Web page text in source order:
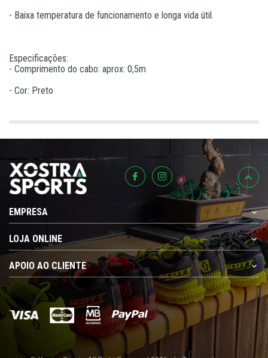
- Baixa temperatura de funcionamento e longa vida útil.
Especificações:
- Comprimento do cabo: aprox: 0,5m
- Cor: Preto
EMPRESA
LOJA ONLINE
APOIO AO CLIENTE